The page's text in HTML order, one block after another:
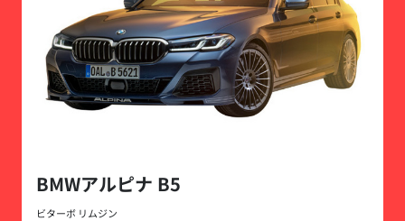
BMWアルピナ B5
ビターボ リムジン